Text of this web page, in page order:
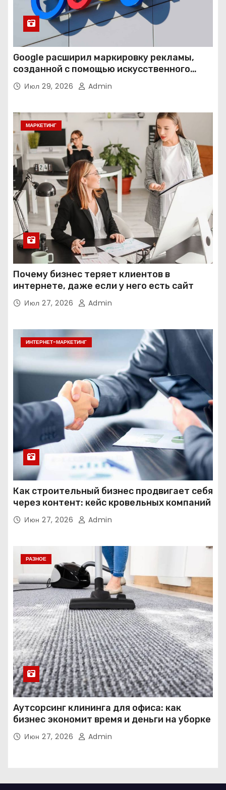
Google расширил маркировку рекламы,
созданной с помощью искусственного
интеллекта
Июл 29, 2026 Admin
МАРКЕТИНГ
Почему бизнес теряет клиентов в
интернете, даже если у него есть сайт
Июл 27, 2026 Admin
ИНТЕРНЕТ-МАРКЕТИНГ
Как строительный бизнес продвигает себя
через контент: кейс кровельных компаний
Июн 27, 2026 Admin
РАЗНОЕ
Аутсорсинг клининга для офиса: как
бизнес экономит время и деньги на уборке
Июн 27, 2026 Admin